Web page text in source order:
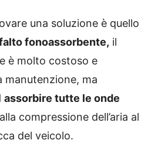
una soluzione è quello
fonoassorbente, il
è molto costoso e
manutenzione, ma
assorbire tutte le onde
compressione dell’aria al
del veicolo.